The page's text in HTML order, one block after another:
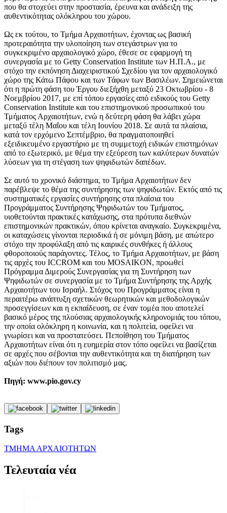
που θα στοχεύει στην προστασία, έρευνα και ανάδειξη της
αυθεντικότητας ολόκληρου του χώρου.
Ως εκ τούτου, το Τμήμα Αρχαιοτήτων, έχοντας ως βασική
προτεραιότητα την υλοποίηση των στεγάστρων για το
συγκεκριμένο αρχαιολογικό χώρο, έθεσε σε εφαρμογή τη
συνεργασία με το Getty Conservation Institute των Η.Π.Α., με
στόχο την εκπόνηση Διαχειριστικού Σχεδίου για τον αρχαιολογικό
χώρο της Κάτω Πάφου και των Τάφων των Βασιλέων. Σημειώνεται
ότι η πρώτη φάση του Έργου διεξήχθη μεταξύ 23 Οκτωβρίου - 8
Νοεμβρίου 2017, με επί τόπου εργασίες από ειδικούς του Getty
Conservation Institute και του επιστημονικού προσωπικού του
Τμήματος Αρχαιοτήτων, ενώ η δεύτερη φάση θα λάβει χώρα
μεταξύ τέλη Μαΐου και τέλη Ιουνίου 2018. Σε αυτά τα πλαίσια,
κατά τον ερχόμενο Σεπτέμβριο, θα πραγματοποιηθεί
εξειδικευμένο εργαστήριο με τη συμμετοχή ειδικών επιστημόνων
από το εξωτερικό, με θέμα την εξεύρεση των καλύτερων δυνατών
λύσεων για τη στέγαση των ψηφιδωτών δαπέδων.
Σε αυτό το χρονικό διάστημα, το Τμήμα Αρχαιοτήτων δεν
παρέβλεψε το θέμα της συντήρησης των ψηφιδωτών. Εκτός από τις
συστηματικές εργασίες συντήρησης στα πλαίσια του
Προγράμματος Συντήρησης Ψηφιδωτών του Τμήματος,
υιοθετούνται πρακτικές κατάχωσης, στα πρότυπα διεθνών
επιστημονικών πρακτικών, όπου κρίνεται αναγκαίο. Συγκεκριμένα,
οι καταχώσεις γίνονται περιοδικά ή σε μόνιμη βάση, με απώτερο
στόχο την προφύλαξη από τις καιρικές συνθήκες ή άλλους
φθοροποιούς παράγοντες. Τέλος, το Τμήμα Αρχαιοτήτων, με βάση
τις αρχές του ICCROM και του MOSAIKON, προωθεί
Πρόγραμμα Διμερούς Συνεργασίας για τη Συντήρηση των
Ψηφιδωτών σε συνεργασία με το Τμήμα Συντήρησης της Αρχής
Αρχαιοτήτων του Ισραήλ. Στόχος του Προγράμματος είναι η
περαιτέρω ανάπτυξη σχετικών θεωρητικών και μεθοδολογικών
προσεγγίσεων και η εκπαίδευση, σε έναν τομέα που αποτελεί
βασικό μέρος της πλούσιας αρχαιολογικής κληρονομιάς του τόπου,
την οποία ολόκληρη η κοινωνία, και η πολιτεία, οφείλει να
γνωρίσει και να προστατεύσει. Πεποίθηση του Τμήματος
Αρχαιοτήτων είναι ότι η ευημερία στον τόπο οφείλει να βασίζεται
σε αρχές που σέβονται την αυθεντικότητα και τη διατήρηση των
αξιών που διέπουν τον πολιτισμό μας.
Πηγή: www.pio.gov.cy
Tags
ΤΜΗΜΑ ΑΡΧΑΙΟΤΗΤΩΝ
Τελευταία νέα